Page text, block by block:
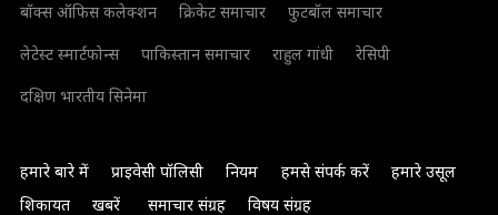
बॉक्स ऑफिस कलेक्शन
क्रिकेट समाचार
फुटबॉल समाचार
लेटेस्ट स्मार्टफोन्स
पाकिस्तान समाचार राहुल गांधी
रेसिपी
दक्षिण भारतीय सिनेमा
हमारे बारे में प्राइवेसी पॉलिसी नियम हमसे संपर्क करें
हमारे उसूल
शिकायत
खबरें समाचार संग्रह विषय संग्रह